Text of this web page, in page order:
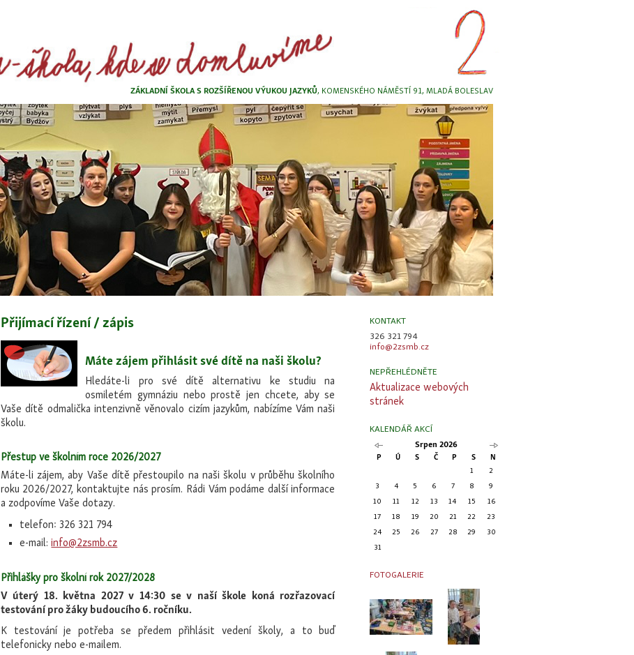
ZÁKLADNÍ ŠKOLA S ROZŠÍŘENOU VÝUKOU JAZYKŮ, KOMENSKÉHO NÁMĚSTÍ 91, MLADÁ BOLESLAV
Přijímací řízení / zápis
Máte zájem přihlásit své dítě na naši školu?
Hledáte-li pro své dítě alternativu ke studiu na
osmiletém gymnáziu nebo prostě jen chcete, aby se
Vaše dítě odmalička intenzivně věnovalo cizím jazykům, nabízíme Vám naši
školu.
Přestup ve školním roce 2026/2027
Máte-li zájem, aby Vaše dítě přestoupilo na naši školu v průběhu školního
roku 2026/2027, kontaktujte nás prosím. Rádi Vám podáme další informace
a zodpovíme Vaše dotazy.
telefon: 326 321 794
e-mail:info@2zsmb.cz
Přihlášky pro školní rok 2027/2028
V úterý 18. května 2027 v 14:30 se v naší škole koná rozřazovací
testování pro žáky budoucího 6. ročníku.
K testování je potřeba se předem přihlásit vedení školy, a to buď
telefonicky nebo e-mailem.
KONTAKT
326 321 794
info@2zsmb.cz
NEPŘEHLÉDNĚTE
Aktualizace webových
stránek
KALENDÁŘ AKCÍ
Srpen 2026
P Ú S Č P S
N
1
2
3
4 5 6 7 8
9
10
11 12 13 14 15
16
17
18 19 20 21 22
23
24
25 26 27 28 29
30
31
FOTOGALERIE